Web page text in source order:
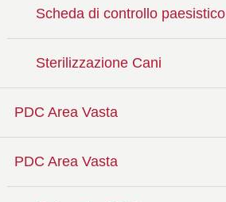
Scheda di controllo paesistico
Sterilizzazione Cani
PDC Area Vasta
PDC Area Vasta